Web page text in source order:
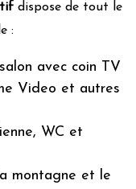
dispose de tout le
:
avec coin TV
Video et autres
WC et
montagne et le